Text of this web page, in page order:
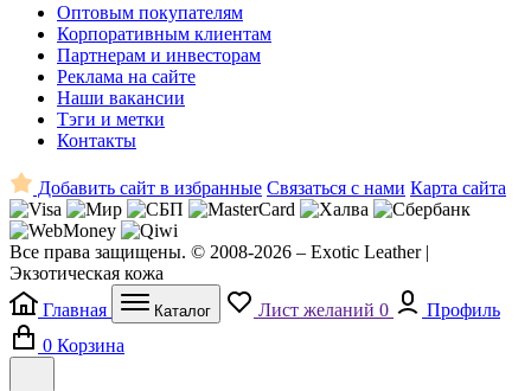
Оптовым покупателям
Корпоративным клиентам
Партнерам и инвесторам
Реклама на сайте
Наши вакансии
Тэги и метки
Контакты
Добавить сайт в избранные Связаться с нами Карта сайта
Все права защищены. © 2008-2026 – Exotic Leather |
Экзотическая кожа
Главная
Каталог Лист желаний 0
Профиль
0 Корзина